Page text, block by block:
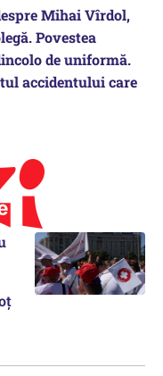
Mihai Vîrdol,
Povestea
de uniformă.
accidentului care